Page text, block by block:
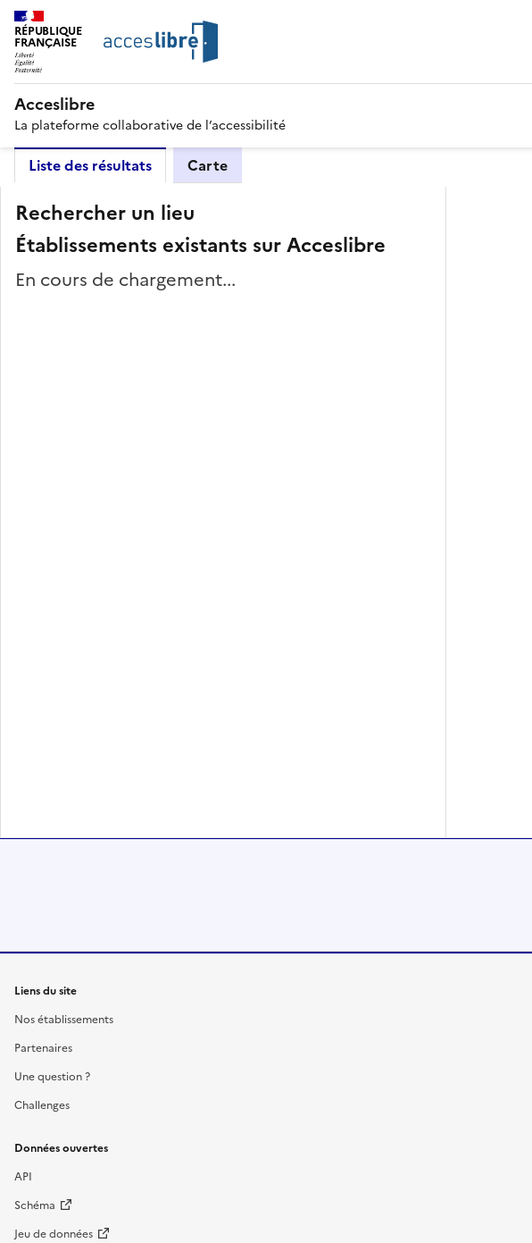
RÉPUBLIQUE
FRANÇAISE
Acceslibre
La plateforme collaborative de l’accessibilité
Liste des résultats Carte
Rechercher un lieu
Établissements existants sur Acceslibre
En cours de chargement...
Liens du site
Nos établissements
Partenaires
Une question ?
Challenges
Données ouvertes
API
Schéma
Jeu de données